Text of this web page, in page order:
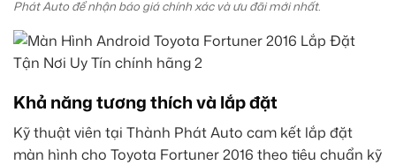
Phát Auto để nhận báo giá chính xác và ưu đãi mới nhất.
Khả năng tương thích và lắp đặt
Kỹ thuật viên tại Thành Phát Auto cam kết lắp đặt
màn hình cho Toyota Fortuner 2016 theo tiêu chuẩn kỹ